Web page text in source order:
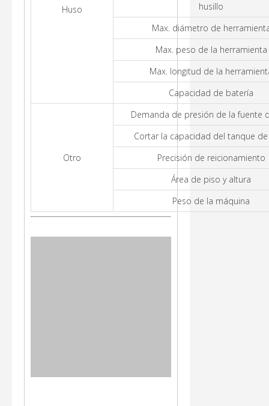
Huso
husillo
Max. diámetro de
Max. peso de la herramienta
Max. longitud de la
Capacidad de batería
Otro
Demanda de presión de la fuente
Cortar la capacidad del tanque de
Precisión de reicionamiento
Área de piso y altura
Peso de la máquina